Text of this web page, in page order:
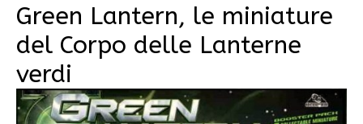
Green Lantern, le miniature
del Corpo delle Lanterne
verdi